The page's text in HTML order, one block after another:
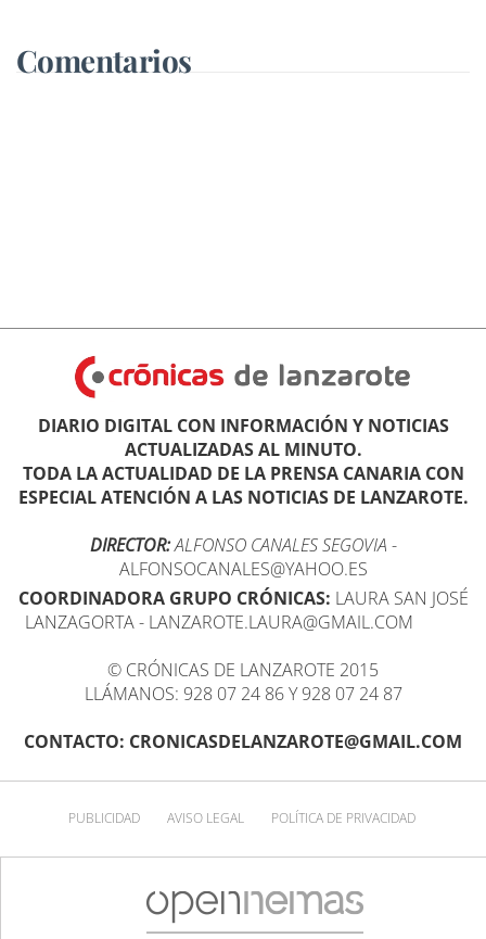
Comentarios
DIARIO DIGITAL CON INFORMACIÓN Y NOTICIAS
ACTUALIZADAS AL MINUTO.
TODA LA ACTUALIDAD DE LA PRENSA CANARIA CON
ESPECIAL ATENCIÓN A LAS NOTICIAS DE LANZAROTE.
DIRECTOR:ALFONSO CANALES SEGOVIA -
ALFONSOCANALES@YAHOO.ES
COORDINADORA GRUPO CRÓNICAS: LAURA SAN JOSÉ
LANZAGORTA - LANZAROTE.LAURA@GMAIL.COM
© CRÓNICAS DE LANZAROTE 2015
LLÁMANOS: 928 07 24 86 Y 928 07 24 87
CONTACTO: CRONICASDELANZAROTE@GMAIL.COM
PUBLICIDAD AVISO LEGAL POLÍTICA DE PRIVACIDAD